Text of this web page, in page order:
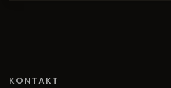
KONTAKT